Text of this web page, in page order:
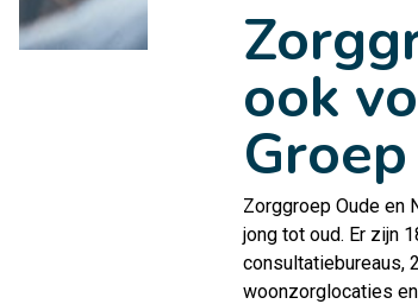
ook
Groep
Zorggroep Oude en
jong tot oud. Er zijn
consultatiebureaus,
woonzorglocaties